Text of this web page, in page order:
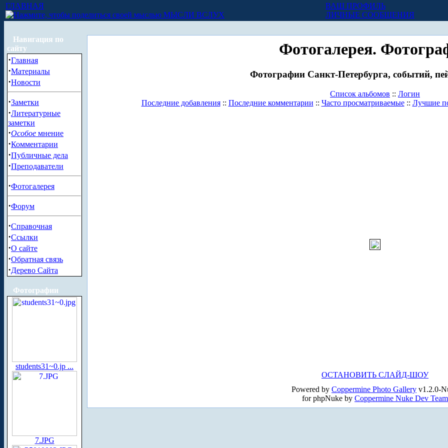
ГЛАВНАЯ
МЫСЛИ ВСЛУХ
ВАШ ПРОФИЛЬ
ЛИЧНЫЕ СООБЩЕНИЯ
Навигация по
сайту
·Главная
·Материалы
·Новости
·Заметки
·Литературные
заметки
·Особое мнение
·Комментарии
·Публичные дела
·Преподаватели
·Фотогалерея
·Форум
·Справочная
·Ссылки
·О сайте
·Обратная связь
·Дерево Сайта
Фотографии
students31~0.jp ...
7.JPG
Фотогалерея.
Фотографии Санкт-Петербурга, событий,
Список альбомов :: Логин
Последние добавления:: Последние комментарии :: Часто просматриваемые:: Лучшие
ОСТАНОВИТЬ СЛАЙД-ШОУ
Powered by Coppermine Photo Gallery v1.2.0-
for phpNuke by Coppermine Nuke Dev Team